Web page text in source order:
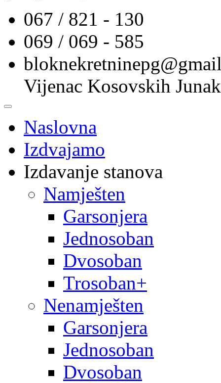
067 / 821 - 130
069 / 069 - 585
Vijenac Kosovskih
Naslovna
Izdvajamo
Izdavanje stanova
Namješten
Garsonjera
Jednosoban
Dvosoban
Trosoban+
Nenamješten
Garsonjera
Jednosoban
Dvosoban